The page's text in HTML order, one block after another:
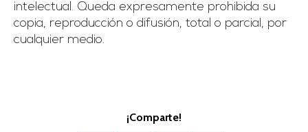
intelectual. Queda expresamente prohibida su
copia, reproducción o difusión, total o parcial, por
cualquier medio.
¡Comparte!